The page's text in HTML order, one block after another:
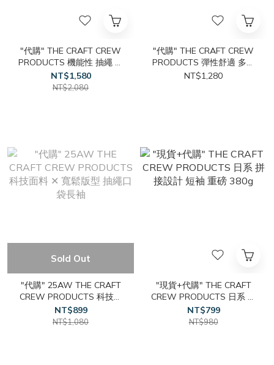
"代購" THE CRAFT CREW
PRODUCTS 機能性 抽繩 防
潑水 彈性 登山外套
NT$1,580
NT$2,080
"代購" THE CRAFT CREW
PRODUCTS 彈性舒適 多功
能口袋 錐形褲
NT$1,280
Sold Out
"代購" 25AW THE CRAFT
CREW PRODUCTS 科技面
料 ✕ 寬鬆版型 抽繩口袋長
袖
NT$899
NT$1,080
"現貨+代購" THE CRAFT
CREW PRODUCTS 日系 拼
接設計 短袖 重磅 380g
NT$799
NT$980